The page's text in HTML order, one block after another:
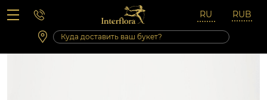
Вопросы-ответы
Сб 10:00 ‐ 14:00
Выходные и праздничные дни